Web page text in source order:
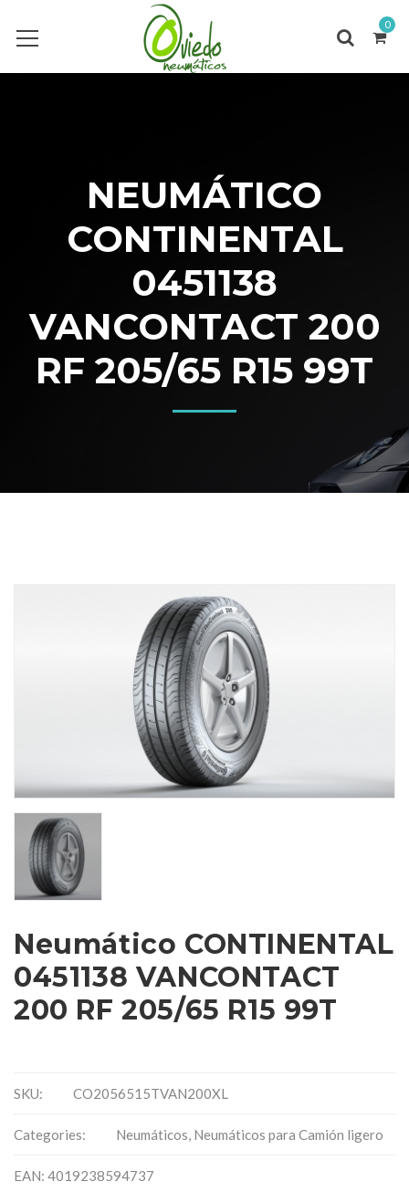
0
NEUMÁTICO
CONTINENTAL
0451138
VANCONTACT 200
RF 205/65 R15 99T
Neumático CONTINENTAL
0451138 VANCONTACT
200 RF 205/65 R15 99T
SKU: CO2056515TVAN200XL
Categories: Neumáticos, Neumáticos para Camión ligero
EAN: 4019238594737